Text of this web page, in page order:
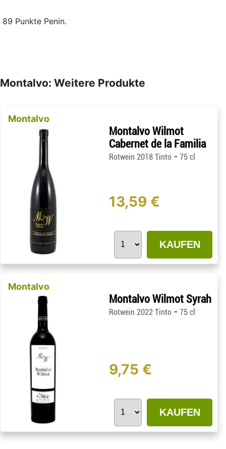
89 Punkte Penin.
Montalvo: Weitere Produkte
Montalvo
Montalvo Wilmot
Cabernet de la Familia
Rotwein 2018 Tinto -75 cl
13,59 €
KAUFEN
Montalvo
Montalvo Wilmot Syrah
Rotwein 2022 Tinto -75 cl
9,75 €
KAUFEN